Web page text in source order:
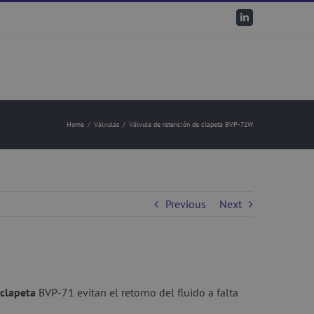
LinkedIn
Home / Válvulas / Válvula de retención de clapeta BVP-71W
Previous Next
BVP-71 evitan el retorno del fluido a falta